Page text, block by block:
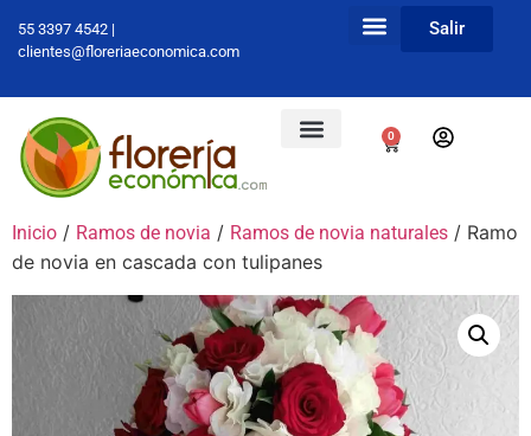
55 3397 4542 |
clientes@floreriaeconomica.com
Salir
0
Inicio / Ramos de novia / Ramos de novia naturales / Ramo
de novia en cascada con tulipanes